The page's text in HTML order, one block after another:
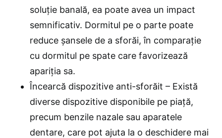
soluție banală, ea poate avea un impact
semnificativ. Dormitul pe o parte poate
reduce șansele de a sforăi, în comparație
cu dormitul pe spate care favorizează
apariția sa.
Încearcă dispozitive anti-sforăit – Există
diverse dispozitive disponibile pe piață,
precum benzile nazale sau aparatele
dentare, care pot ajuta la o deschidere mai